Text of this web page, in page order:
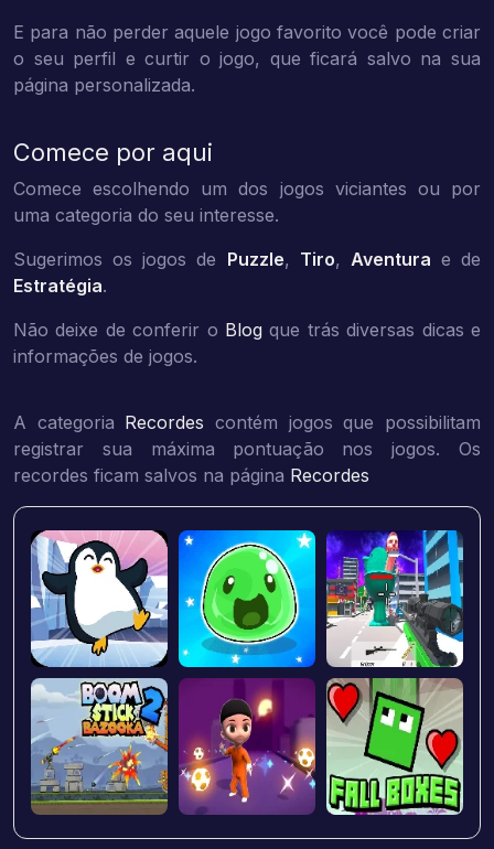
E para não perder aquele jogo favorito você pode criar
o seu perfil e curtir o jogo, que ficará salvo na sua
página personalizada.
Comece por aqui
Comece escolhendo um dos jogos viciantes ou por
uma categoria do seu interesse.
Sugerimos os jogos de Puzzle, Tiro, Aventura e de
Estratégia.
Não deixe de conferir o Blog que trás diversas dicas e
informações de jogos.
A categoria Recordes contém jogos que possibilitam
registrar sua máxima pontuação nos jogos. Os
recordes ficam salvos na página Recordes